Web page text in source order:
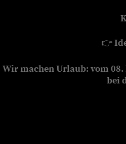
👉
Wir machen Urlaub: vom 08.
bei